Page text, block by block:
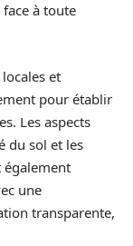
à toute
et
pour établir
Les aspects
du sol et les
une
transparente,